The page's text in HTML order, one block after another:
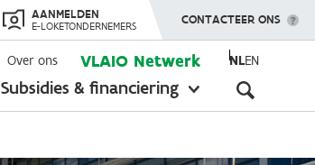
AANMELDEN
E-LOKETONDERNEMERS TOON MENU
CONTACTEER ONS
Over ons VLAIO Netwerk NLEN
Subsidies & financiering
toon